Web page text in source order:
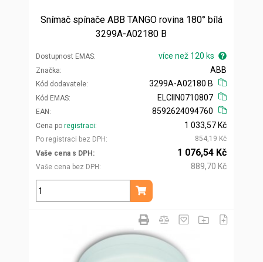
Snímač spínače ABB TANGO rovina 180° bílá
3299A-A02180 B
Dostupnost EMAS více než 120 ks
Značka
Kód dodavatele
ABB
3299A-A02180 B
Kód EMAS
EAN
ELCIIN0710807
8592624094760
Cena po registraci
Po registraci bez DPH
1 033,57 Kč
854,19 Kč
Vaše cena s DPH
Vaše cena bez DPH
1 076,54 Kč
889,70 Kč
ks
Přidat do košíku